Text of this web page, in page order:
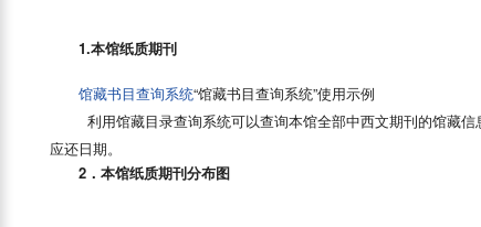
1.本馆纸质期刊
馆藏书目查询系统“馆藏书目查询系统”使用示例
利用馆藏目录查询系统可以查询本馆全部中西文期刊的馆藏
应还日期。
2．本馆纸质期刊分布图